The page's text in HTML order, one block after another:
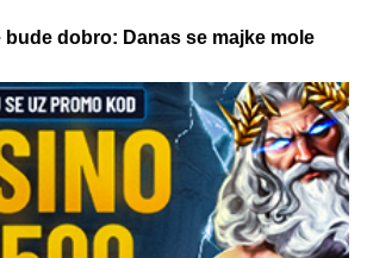
bude dobro: Danas se majke mole